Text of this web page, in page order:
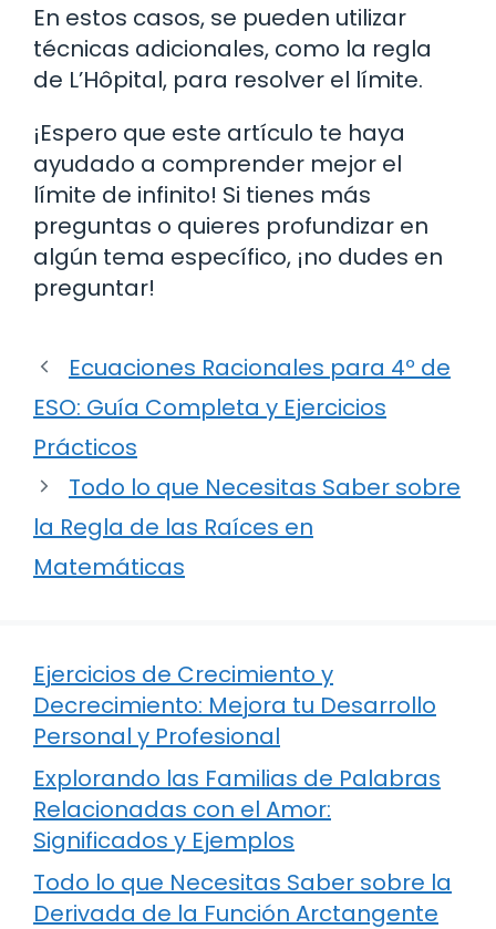
En estos casos, se pueden utilizar
técnicas adicionales, como la regla
de L’Hôpital, para resolver el límite.
¡Espero que este artículo te haya
ayudado a comprender mejor el
límite de infinito! Si tienes más
preguntas o quieres profundizar en
algún tema específico, ¡no dudes en
preguntar!
Ecuaciones Racionales para 4º de
ESO: Guía Completa y Ejercicios
Prácticos
Todo lo que Necesitas Saber sobre
la Regla de las Raíces en
Matemáticas
Ejercicios de Crecimiento y
Decrecimiento: Mejora tu Desarrollo
Personal y Profesional
Explorando las Familias de Palabras
Relacionadas con el Amor:
Significados y Ejemplos
Todo lo que Necesitas Saber sobre la
Derivada de la Función Arctangente